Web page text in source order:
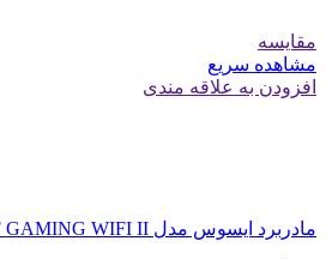
مقایسه
مشاهده سریع
افزودن به علاقه مندی
مادربرد ایسوس مدل ROG STRIX Z790-F GAMING WIFI II